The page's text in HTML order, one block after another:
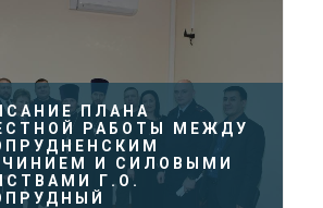
ПЛАНА
РАБОТЫ МЕЖДУ
И СИЛОВЫМИ
Г.О.